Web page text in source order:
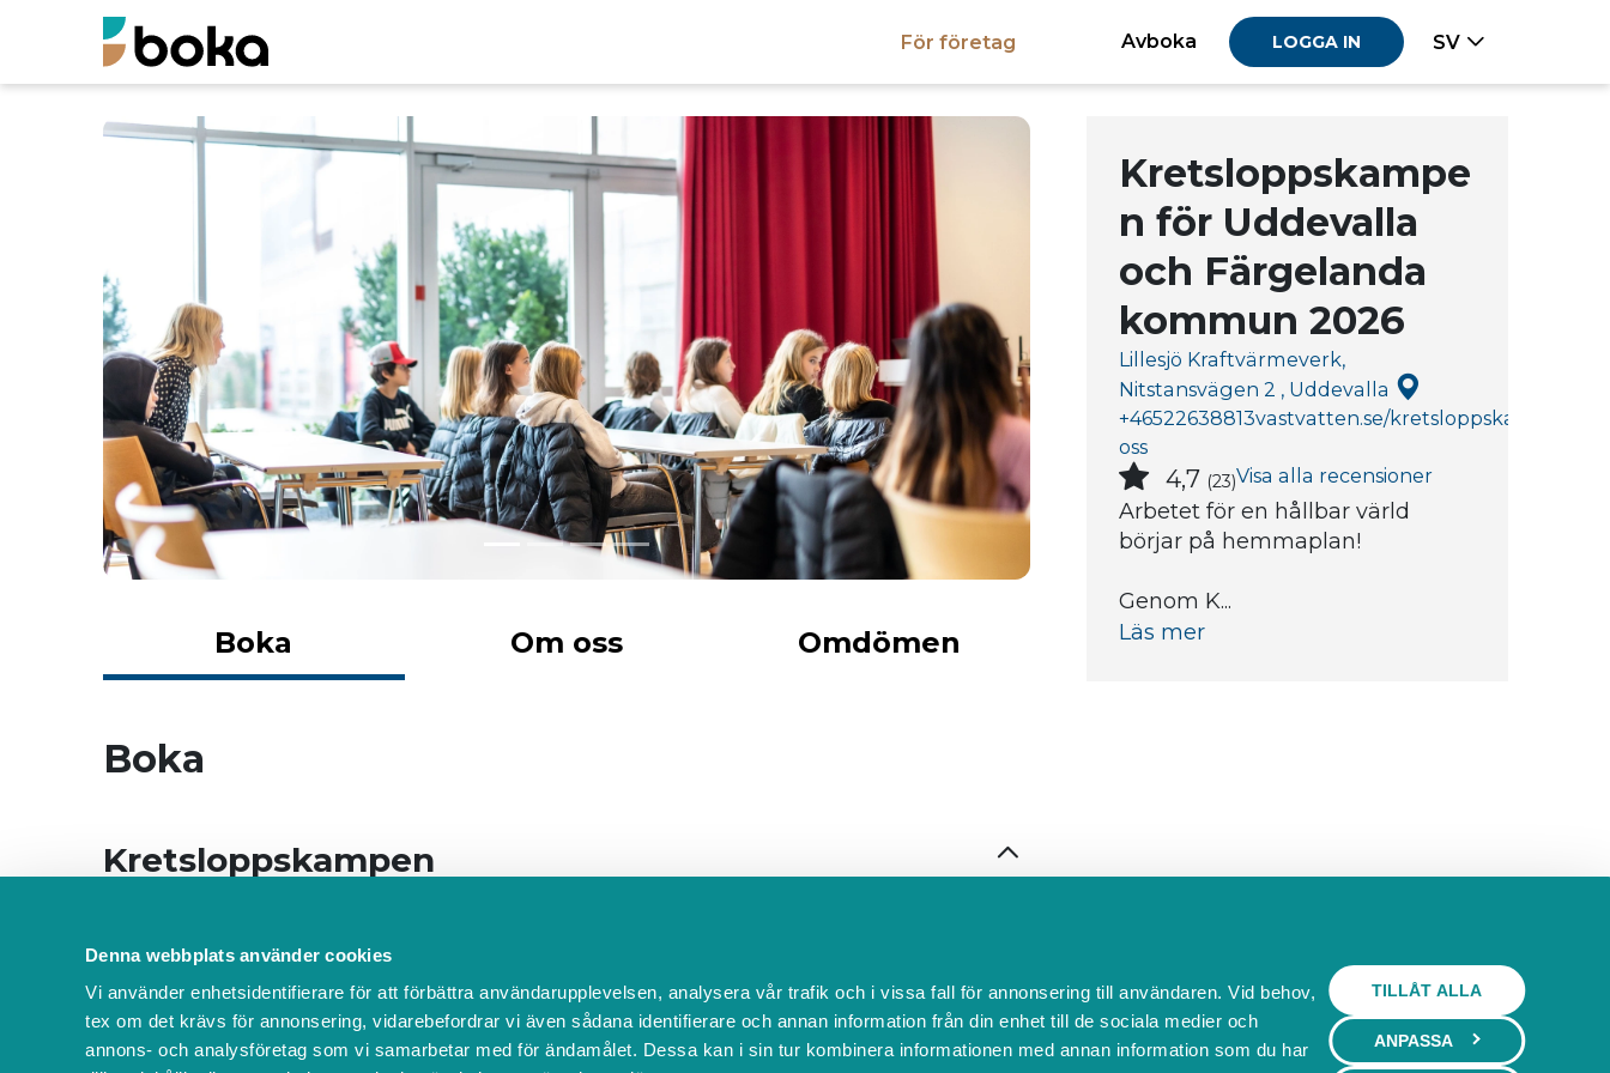
Denna webbplats använder cookies
Vi använder enhetsidentifierare för att förbättra användarupplevelsen, analysera vår trafik och i vissa fall för annonsering till användaren. Vid behov,
tex om det krävs för annonsering, vidarebefordrar vi även sådana identifierare och annan information från din enhet till de sociala medier och
annons- och analysföretag som vi samarbetar med för ändamålet. Dessa kan i sin tur kombinera informationen med annan information som du har
TILLÅT ALLA
ANPASSA
För företag Avboka LOGGA IN SV
Kretsloppskampe
n för Uddevalla
och Färgelanda
kommun 2026
Lillesjö Kraftvärmeverk,
Nitstansvägen 2 , Uddevalla
+46522638813vastvatten.se/kretsloppskampen
oss
4,7 (23)Visa alla recensioner
Arbetet för en hållbar värld
börjar på hemmaplan!
Genom K...
Läs mer
Boka Om oss Omdömen
Boka
Kretsloppskampen
Kostnadsfritt
BOKA